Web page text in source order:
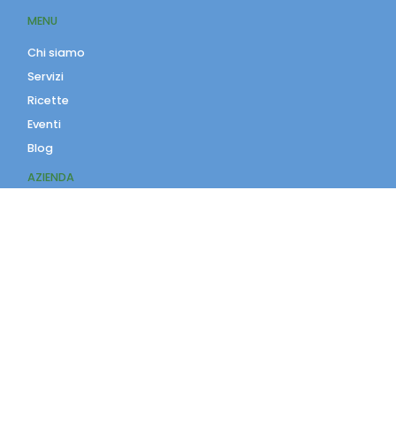
MENU
Chi siamo
Servizi
Ricette
Eventi
Blog
AZIENDA